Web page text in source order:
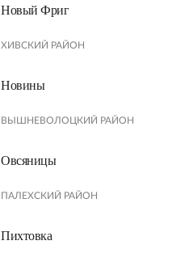
Новый Фриг
ХИВСКИЙ РАЙОН
Новины
ВЫШНЕВОЛОЦКИЙ РАЙОН
Овсяницы
ПАЛЕХСКИЙ РАЙОН
Пихтовка